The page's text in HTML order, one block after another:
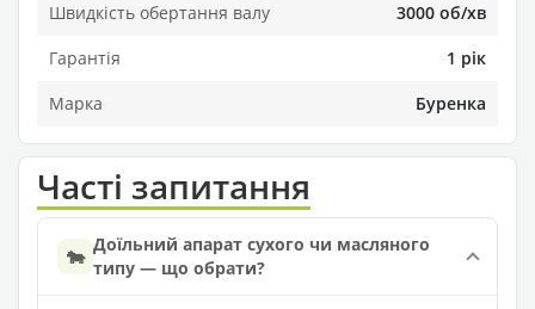
Швидкість обертання валу
3000 об/хв
Гарантія
1 рік
Марка
Буренка
Часті запитання
🐄 Доїльний апарат сухого чи масляного
типу — що обрати?